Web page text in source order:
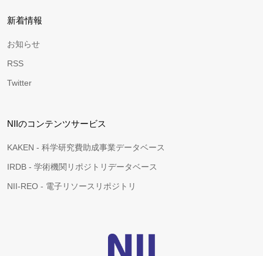
新着情報
お知らせ
RSS
Twitter
NIIのコンテンツサービス
KAKEN - 科学研究費助成事業データベース
IRDB - 学術機関リポジトリデータベース
NII-REO - 電子リソースリポジトリ